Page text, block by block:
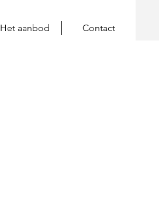
Het aanbod Contact